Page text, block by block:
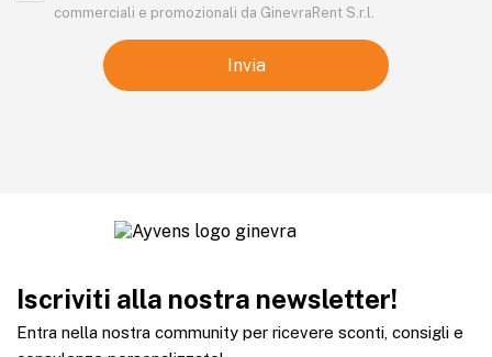
commerciali e promozionali da GinevraRent S.r.l.
Iscriviti alla nostra newsletter!
Entra nella nostra community per ricevere sconti, consigli e